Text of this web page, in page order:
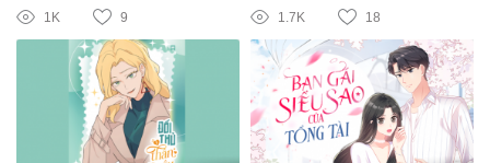
1K 9 1.7K 18